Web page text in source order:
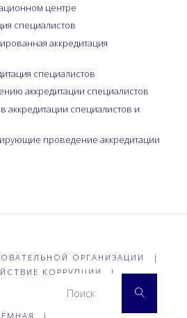
центре
специалистов
аккредитация
специалистов
аккредитации специалистов
аккредитации специалистов и
проведение аккредитации
ОРГАНИЗАЦИИ
|
КОРРУПЦИИ
|
|
Поиск